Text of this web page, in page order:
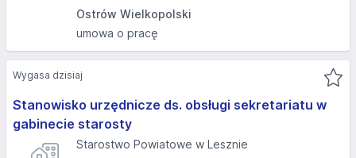
Ostrów Wielkopolski
umowa o pracę
Stanowisko urzędnicze ds. obsługi sekretariatu w
gabinecie starosty
Starostwo Powiatowe w Lesznie
Wygasa dzisiaj